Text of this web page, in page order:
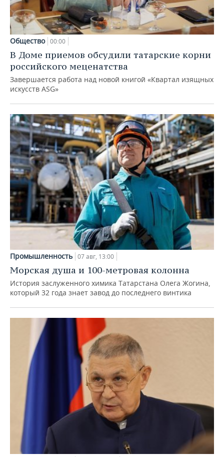
Общество 00:00
В Доме приемов обсудили татарские корни
российского меценатства
Завершается работа над новой книгой «Квартал изящных
искусств ASG»
Промышленность 07 авг, 13:00
Морская душа и 100-метровая колонна
История заслуженного химика Татарстана Олега Жогина,
который 32 года знает завод до последнего винтика